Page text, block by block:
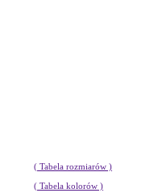
( Tabela rozmiarów )
( Tabela kolorów )